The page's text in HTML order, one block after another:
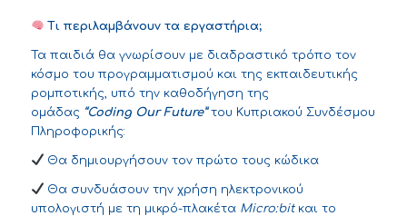
Τι περιλαμβάνουν τα εργαστήρια;
Τα παιδιά θα γνωρίσουν με διαδραστικό τρόπο τον
κόσμο του προγραμματισμού και της εκπαιδευτικής
ρομποτικής, υπό την καθοδήγηση της
ομάδας “Coding Our Future”του Κυπριακού Συνδέσμου
Πληροφορικής:
Θα δημιουργήσουν τον πρώτο τους κώδικα
Θα συνδυάσουν την χρήση ηλεκτρονικού
υπολογιστή με τη μικρό-πλακέτα Micro:bitκαι το